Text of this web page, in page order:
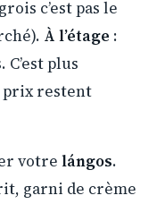
c’est pas le
À l’étage :
plus
prix restent
votre lángos.
garni de crème